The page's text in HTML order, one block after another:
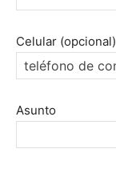
Celular (opcional)
Asunto